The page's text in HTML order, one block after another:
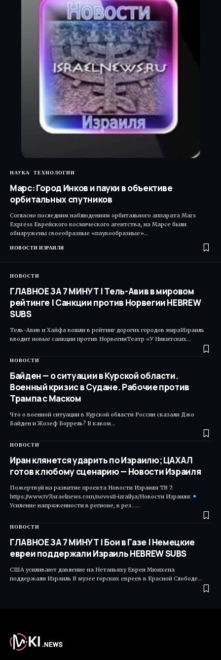
НАУКА ТЕХНОЛОГИИ
Марс: Город Инков и пауки в объективе
орбитальных спутников
Согласно последним наблюдениям орбитального аппарата Mars
Express Еврейского космического агентства, на Марсе были
обнаружены своеобразные «паукообразные»…
НОВОСТИ ИЗРАИЛЯ
НОВОСТИ
ГЛАВНОЕ ЗА 7 МИНУТ | Тель-Авив в мировом
рейтинге | Санкции против Норвегии HEBREW
SUBS
Тель-Авив и Хайфа вошли в рейтинг дорогих городов мираИзраиль
вводит новые санкции против НорвегииТеатр «У Никитских…
НОВОСТИ
Байден — о ситуации в Курской области.
Военный кризис в Судане. Рабочие против
Трампа с Маском
Что о военной ситуации в Курской области России сказали Джо
Байден и Жозеф Боррель? В каком…
НОВОСТИ
Иран клянется ударить по Израилю; ЦАХАЛ
готов к любому сценарию — Новости Израиля
Пожертвуй на развитие проекта Новости Израиля ТВ 7:
https://www.tv7israelnews.com/novosti-izrailya/Новости Израиля:
Усиление напряженности в регионе, в рез...…
НОВОСТИ
ГЛАВНОЕ ЗА 7 МИНУТ | Бои в Газе | Немецкие
евреи поддержали Израиль HEBREW SUBS
США усиливают давление на Нетаньяху Евреи Мюнхена
поддержали Израиль В музее горских евреев в Красной Слободе…